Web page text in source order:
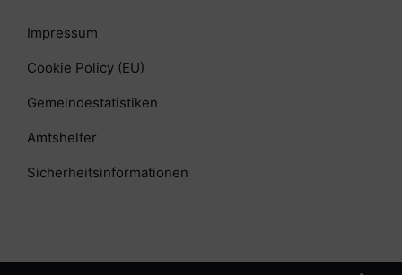
Impressum
Cookie Policy (EU)
Gemeindestatistiken
Amtshelfer
Sicherheitsinformationen